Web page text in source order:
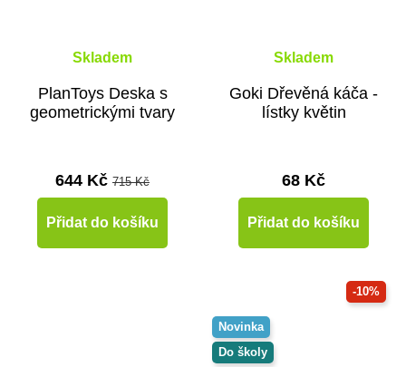
Skladem
PlanToys Deska s
geometrickými tvary
644 Kč 715 Kč
Přidat do košíku
Skladem
Goki Dřevěná káča -
lístky květin
68 Kč
Přidat do košíku
-10%
Novinka
Do školy